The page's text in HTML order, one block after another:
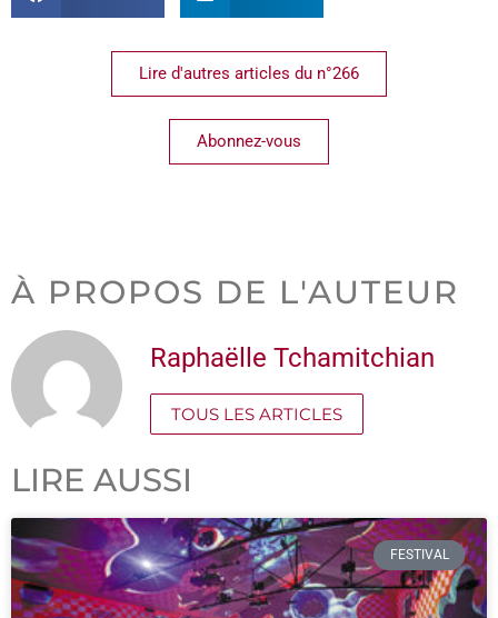
Lire d'autres articles du n°266
Abonnez-vous
À PROPOS DE L'AUTEUR
Raphaëlle Tchamitchian
TOUS LES ARTICLES
LIRE AUSSI
FESTIVAL